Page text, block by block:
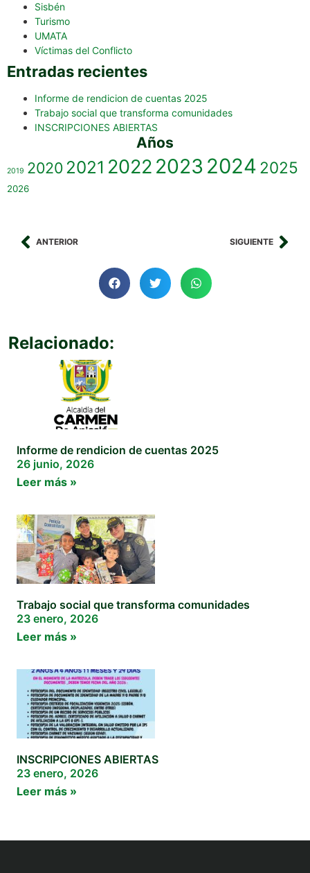
Sisbén
Turismo
UMATA
Víctimas del Conflicto
Entradas recientes
Informe de rendicion de cuentas 2025
Trabajo social que transforma comunidades
INSCRIPCIONES ABIERTAS
Años
2019 20202021 2022 2023 2024 2025
2026
ANTERIOR SIGUIENTE
Relacionado:
Informe de rendicion de cuentas 2025
26 junio, 2026
Leer más »
Trabajo social que transforma comunidades
23 enero, 2026
Leer más »
INSCRIPCIONES ABIERTAS
23 enero, 2026
Leer más »